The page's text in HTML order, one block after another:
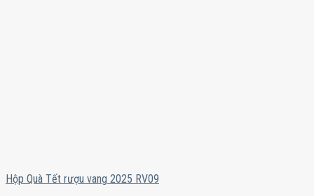
Hộp Quà Tết rượu vang 2025 RV09